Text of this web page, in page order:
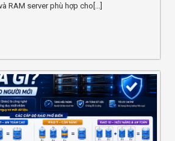
RAM server phù hợp cho[...]